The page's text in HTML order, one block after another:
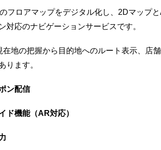
フロアマップをデジタル化し、2Dマップ
対応のナビゲーションサービスです。
地の把握から目的地へのルート表示、店
ります。
ン配信
ド機能（AR対応）